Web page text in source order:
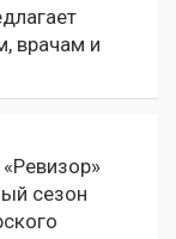
врачам и
сезон